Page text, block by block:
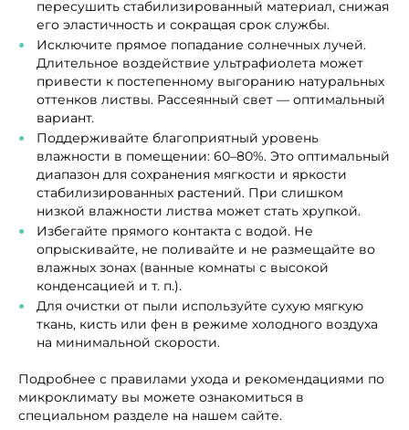
пересушить стабилизированный материал, снижая
его эластичность и сокращая срок службы.
Исключите прямое попадание солнечных лучей.
Длительное воздействие ультрафиолета может
привести к постепенному выгоранию натуральных
оттенков листвы. Рассеянный свет — оптимальный
вариант.
Поддерживайте благоприятный уровень
влажности в помещении: 60–80%. Это оптимальный
диапазон для сохранения мягкости и яркости
стабилизированных растений. При слишком
низкой влажности листва может стать хрупкой.
Избегайте прямого контакта с водой. Не
опрыскивайте, не поливайте и не размещайте во
влажных зонах (ванные комнаты с высокой
конденсацией и т. п.).
Для очистки от пыли используйте сухую мягкую
ткань, кисть или фен в режиме холодного воздуха
на минимальной скорости.
Подробнее с правилами ухода и рекомендациями по
микроклимату вы можете ознакомиться в
специальном разделе на нашем сайте.